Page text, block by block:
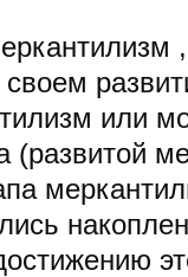
своем
или
(развитой